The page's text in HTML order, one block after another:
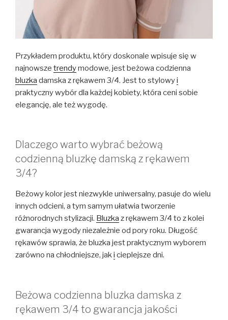
Przykładem produktu, który doskonale wpisuje się w
najnowsze trendymodowe, jest beżowa codzienna
bluzka damska z rękawem 3/4. Jest to stylowyi
praktyczny wybór dla każdej kobiety, która ceni sobie
elegancję, ale też wygodę.
Dlaczego warto wybrać beżową
codzienną bluzkę damską z rękawem
3/4?
Beżowy kolor jest niezwykle uniwersalny, pasuje do wielu
innych odcieni, a tym samym ułatwia tworzenie
różnorodnych stylizacji. Bluzka z rękawem 3/4 to z kolei
gwarancja wygody niezależnie od pory roku. Długość
rękawów sprawia, że bluzka jest praktycznym wyborem
zarówno na chłodniejsze, jaki cieplejsze dni.
Beżowa codzienna bluzka damska z
rękawem 3/4 to gwarancja jakości